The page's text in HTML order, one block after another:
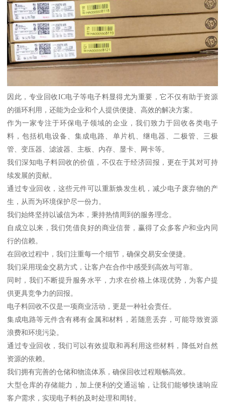
因此，专业回收IC电子等电子料显得尤为重要，它不仅有助于资源
的循环利用，还能为企业和个人提供便捷、高效的解决方案。
作为一家专注于环保电子领域的企业，我们致力于回收各类电子
料，包括机电设备、集成电路、单片机、继电器、二极管、三极
管、变压器、滤波器、主板、内存、显卡、网卡等。
我们深知电子料回收的价值，不仅在于经济回报，更在于其对可持
续发展的贡献。
通过专业回收，这些元件可以重新焕发生机，减少电子废弃物的产
生，从而为环境保护尽一份力。
我们始终坚持以诚信为本，秉持热情周到的服务理念。
自成立以来，我们凭借良好的商业信誉，赢得了众多客户和业内同
行的信赖。
在回收过程中，我们注重每一个细节，确保交易安全便捷。
我们采用现金交易方式，让客户在合作中感受到高效与可靠。
同时，我们不断提升服务水平，力求在价格上体现优势，为客户提
供更具竞争力的回报。
电子料回收不仅是一项商业活动，更是一种社会责任。
集成电路等元件含有稀有金属和材料，若随意丢弃，可能导致资源
浪费和环境污染。
通过专业回收，我们可以有效提取和再利用这些材料，降低对自然
资源的依赖。
我们拥有完善的仓储和物流体系，确保回收过程顺畅高效。
大型仓库的存储能力，加上便利的交通运输，让我们能够快速响应
客户需求，实现电子料的及时处理和周转。